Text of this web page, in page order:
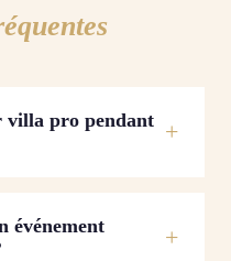
villa pro pendant
événement